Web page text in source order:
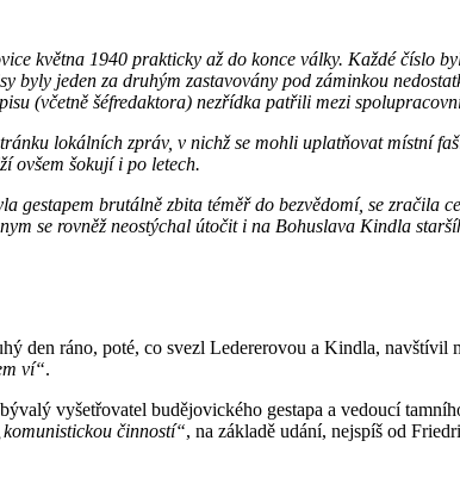
května 1940 prakticky až do konce války. Každé číslo
byly jeden za druhým zastavovány pod záminkou
(včetně šéfredaktora) nezřídka patřili mezi
lokálních zpráv, v nichž se mohli uplatňovat místní
ovšem šokují i po letech.
gestapem brutálně zbita téměř do bezvědomí, se
se rovněž neostýchal útočit i na Bohuslava Kindla
den ráno, poté, co svezl Ledererovou a Kindla,
ví“.
vyšetřovatel budějovického gestapa a vedoucí
„komunistickou činností“, na základě udání, nejspíš od